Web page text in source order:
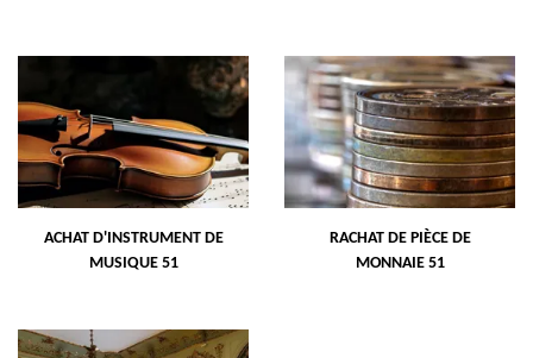
ACHAT D'INSTRUMENT DE
MUSIQUE 51
RACHAT DE PIÈCE DE
MONNAIE 51